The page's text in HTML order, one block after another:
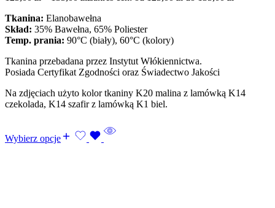
Tkanina: Elanobawełna
Skład: 35% Bawełna, 65% Poliester
Temp. prania: 90°C (biały), 60°C (kolory)
Tkanina przebadana przez Instytut Włókiennictwa.
Posiada Certyfikat Zgodności oraz Świadectwo Jakości
Na zdjęciach użyto kolor tkaniny K20 malina z lamówką K14
czekolada, K14 szafir z lamówką K1 biel.
Wybierz opcje